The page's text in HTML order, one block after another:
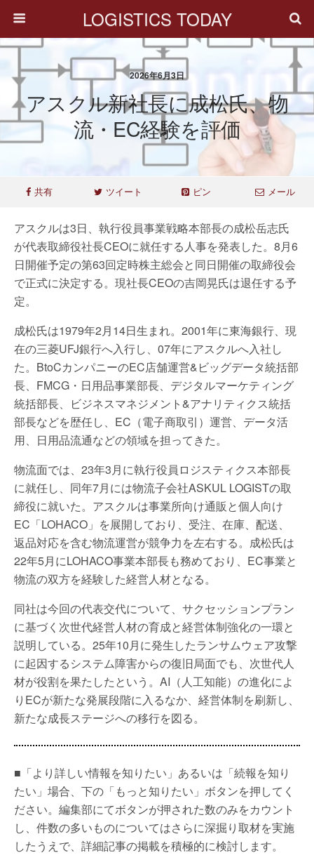
LOGISTICS TODAY
2026年6月3日
アスクル新社長に成松氏、物
流・EC経験を評価
共有 ツイート ピン メール
アスクルは3日、執行役員事業戦略本部長の成松岳志氏
が代表取締役社長CEOに就任する人事を発表した。8月6
日開催予定の第63回定時株主総会と同日開催の取締役会
で正式に決定する。現社長CEOの吉岡晃氏は退任する予
定。
成松氏は1979年2月14日生まれ。2001年に東海銀行、現
在の三菱UFJ銀行へ入行し、07年にアスクルへ入社し
た。BtoCカンパニーのEC店舗運営&ビッグデータ統括部
長、FMCG・日用品事業部長、デジタルマーケティング
統括部長、ビジネスマネジメント&アナリティクス統括
部長などを歴任し、EC（電子商取引）運営、データ活
用、日用品流通などの領域を担ってきた。
物流面では、23年3月に執行役員ロジスティクス本部長
に就任し、同年7月には物流子会社ASKUL LOGISTの取
締役に就いた。アスクルは事業所向け通販と個人向け
EC「LOHACO」を展開しており、受注、在庫、配送、
返品対応を含む物流運営が競争力を左右する。成松氏は
22年5月にLOHACO事業本部長も務めており、EC事業と
物流の双方を経験した経営人材となる。
同社は今回の代表交代について、サクセッションプラン
に基づく次世代経営人材の育成と経営体制強化の一環と
説明している。25年10月に発生したランサムウェア攻撃
に起因するシステム障害からの復旧局面でも、次世代人
材が役割を果たしたという。AI（人工知能）の進化によ
りECが新たな発展段階に入るなか、経営体制を刷新し、
新たな成長ステージへの移行を図る。
■「より詳しい情報を知りたい」あるいは「続報を知り
たい」場合、下の「もっと知りたい」ボタンを押してく
ださい。編集部にてボタンが押された数のみをカウント
し、件数の多いものについてはさらに深掘り取材を実施
したうえで、詳細記事の掲載を積極的に検討します。